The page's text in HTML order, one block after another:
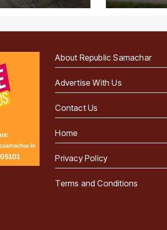
About Republic Samachar
Advertise With Us
Contact Us
Home
Privacy Policy
Terms and Conditions